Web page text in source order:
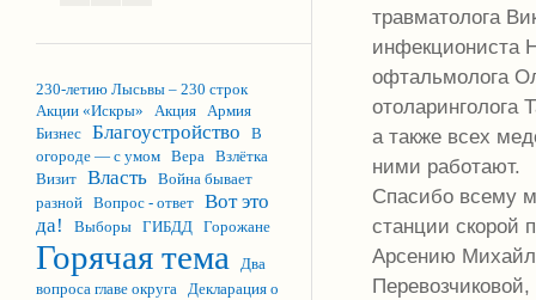
230-летию Лысьвы – 230 строк
Акции «Искры»
Акция Армия
Бизнес Благоустройство
В
огороде — с умом Вера Взлётка
Визит Власть Война бывает
разной Вопрос - ответ Вот это
да!
Выборы ГИБДД Горожане
Горячая тема
Два
вопроса главе округа Декларация о
травматолога
инфекциониста
офтальмолога
отоларинголога
а также всех
ними работают.
Спасибо всему
станции скорой
Арсению